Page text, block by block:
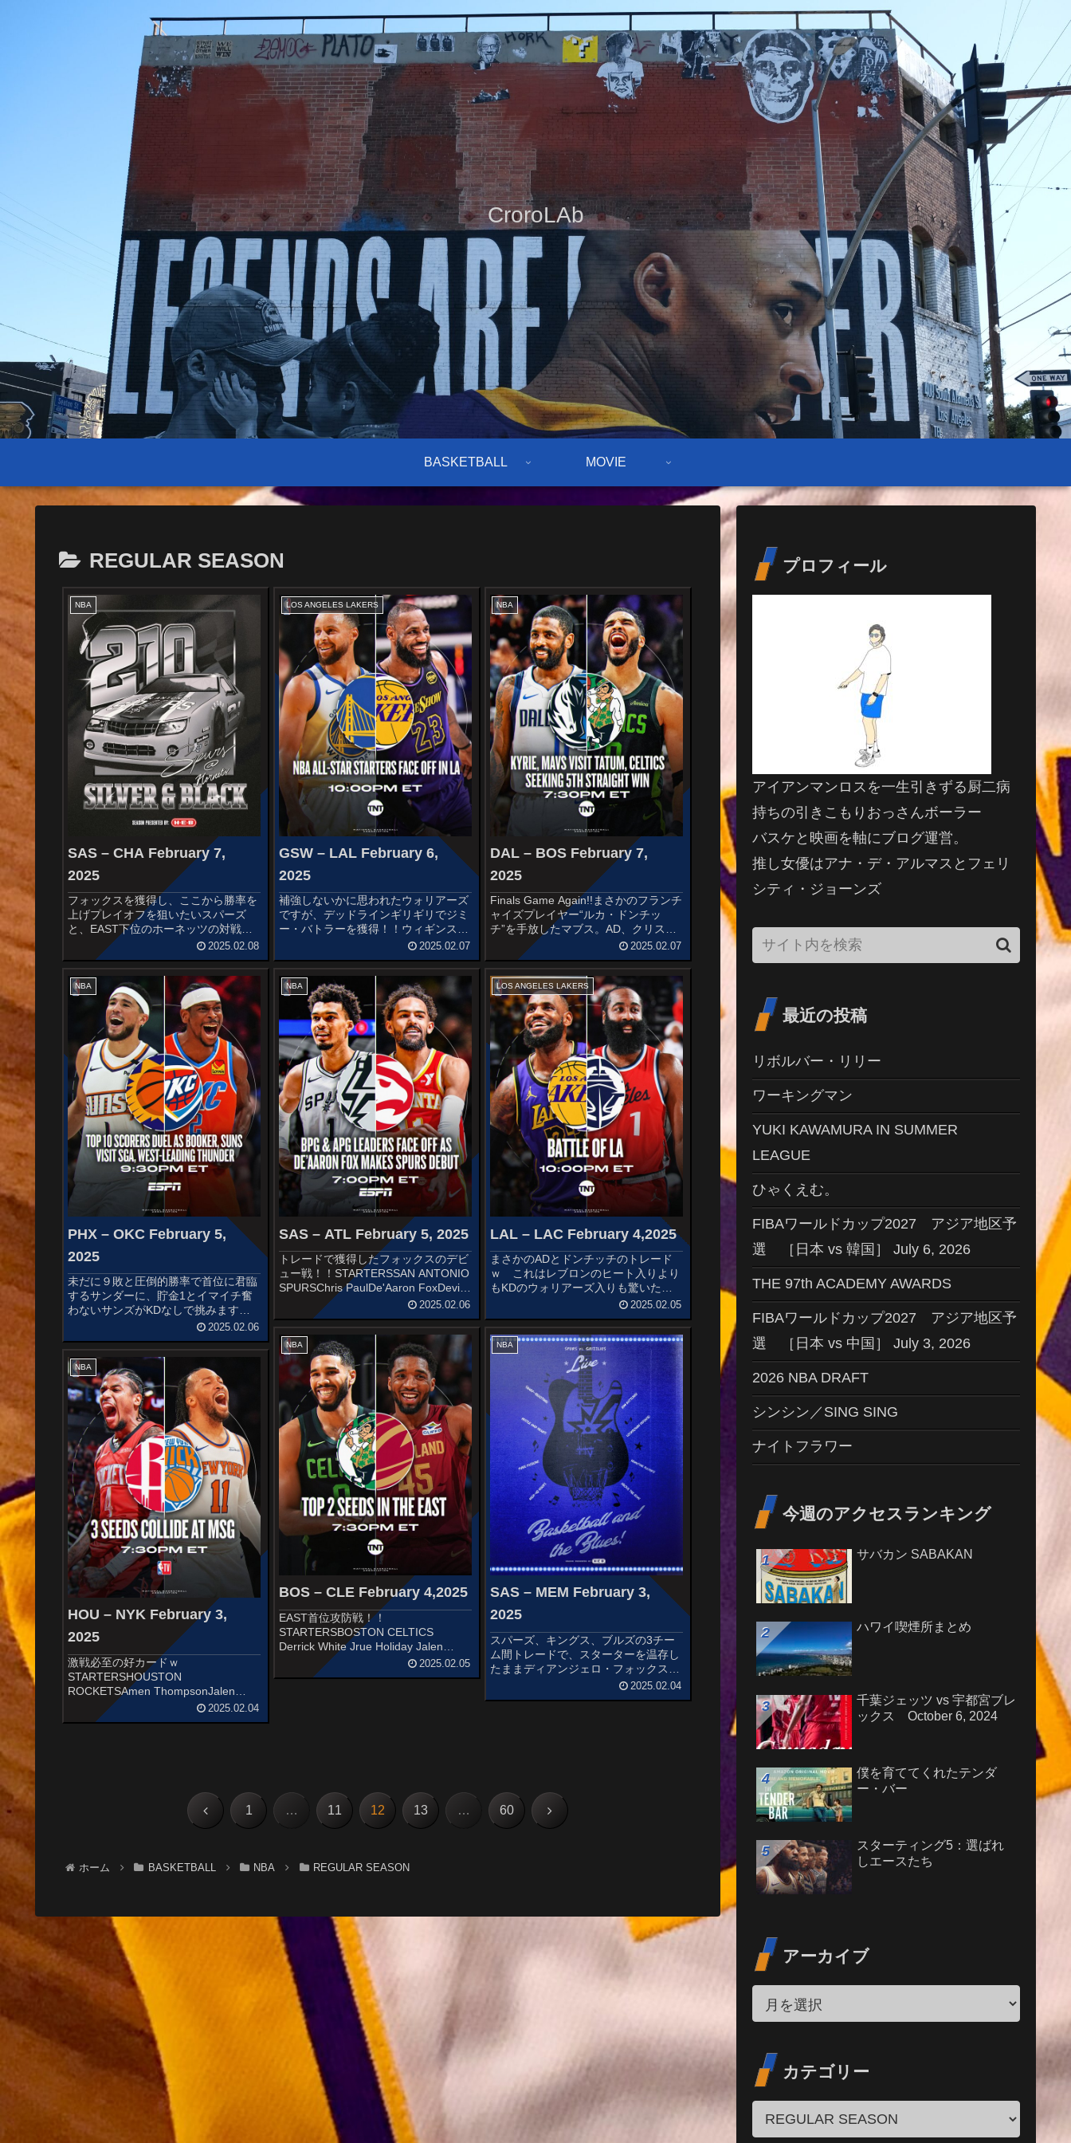
CroroLAb
BASKETBALL MOVIE
REGULAR SEASON
NBA
SAS – CHA February 7,
2025
フォックスを獲得し、ここから勝率を
上げプレイオフを狙いたいスパーズ
と、EAST下位のホーネッツの対戦で
す。STARTERSSAN ANTONIO
SPURSChris PaulDe’Aaron FoxDevin
VassellHarriso...
2025.02.08
LOS ANGELES LAKERS
GSW – LAL February 6,
2025
補強しないかに思われたウォリアーズ
ですが、デッドラインギリギリでジミ
ー・バトラーを獲得！！ウィギンスが
好きなだけに少し残念ですが、バトラ
ーも35歳。 優勝を狙うのでしょう
w#DubNation, Jimmy's got GAME ⚡️
pi...
2025.02.07
NBA
DAL – BOS February 7,
2025
Finals Game Again!!まさかのフランチ
ャイズプレイヤー“ルカ・ドンチッ
チ”を手放したマブス。AD、クリステ
ィ獲得でよりディフェンシブなチーム
になったのは間違いないですが、これ
がどうなるか...STARTERSDALLAS
M...
2025.02.07
NBA
PHX – OKC February 5,
2025
未だに９敗と圧倒的勝率で首位に君臨
するサンダーに、貯金1とイマイチ奮
わないサンズがKDなしで挑みます。
SUNSTyus JonesDevin
BookerGrayson AllenRoyce
O'NealeN...
2025.02.06
NBA
SAS – ATL February 5, 2025
トレードで獲得したフォックスのデビ
ュー戦！！STARTERSSAN ANTONIO
SPURSChris PaulDe'Aaron FoxDevin
VassellHarrison BarnesVictor
WembanyamaDid an...
2025.02.06
LOS ANGELES LAKERS
LAL – LAC February 4,2025
まさかのADとドンチッチのトレード
ｗ これはレブロンのヒート入りより
もKDのウォリアーズ入りも驚いたｗ
Welcome Luka Press Conference:
LIVEWatch on Lakers YouTube or
@Spectr...
2025.02.05
NBA
BOS – CLE February 4,2025
EAST首位攻防戦！！
STARTERSBOSTON CELTICS
Derrick White Jrue Holiday Jalen
Brown Jayson Tatum Kristaps
PorzingisTonight’s Starti...
2025.02.05
NBA
SAS – MEM February 3,
2025
スパーズ、キングス、ブルズの3チー
ム間トレードで、スターターを温存し
たままディアンジェロ・フォックスを
加えることに成功したスパーズ！！
first look at the new threads 👀
2025.02.04
NBA
HOU – NYK February 3,
2025
激戦必至の好カードｗ
STARTERSHOUSTON
ROCKETSAmen ThompsonJalen
GreenTari EasonDillon
BrooksJae'Sean Tatethe first 5️⃣
2025.02.04
前 1 … 11 12 13 … 60 次
ホーム BASKETBALL NBA REGULAR SEASON
プロフィール
アイアンマンロスを一生引きずる厨二病
持ちの引きこもりおっさんボーラー
バスケと映画を軸にブログ運営。
推し女優はアナ・デ・アルマスとフェリ
シティ・ジョーンズ
最近の投稿
リボルバー・リリー
ワーキングマン
YUKI KAWAMURA IN SUMMER
LEAGUE
ひゃくえむ。
FIBAワールドカップ2027 アジア地区予
選 ［日本 vs 韓国］ July 6, 2026
THE 97th ACADEMY AWARDS
FIBAワールドカップ2027 アジア地区予
選 ［日本 vs 中国］ July 3, 2026
2026 NBA DRAFT
シンシン／SING SING
ナイトフラワー
今週のアクセスランキング
サバカン SABAKAN
ハワイ喫煙所まとめ
千葉ジェッツ vs 宇都宮ブレ
ックス October 6, 2024
僕を育ててくれたテンダ
ー・バー
スターティング5：選ばれ
しエースたち
アーカイブ
カテゴリー